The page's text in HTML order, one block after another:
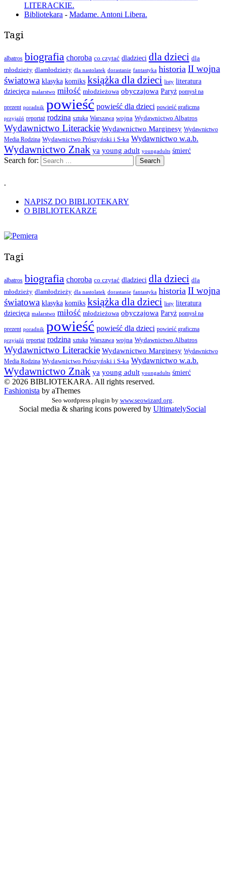
LITERACKIE.
Bibliotekara - Madame. Antoni Libera.
Tagi
albatros biografia choroba co czytać dladzieci dla dzieci dla
młodzieży dlamłodzieży dla nastolatek dorastanie fantastyka historia II wojna
światowa klasyka komiks książka dla dzieci listy literatura
dziecięca malarstwo miłość młodzieżowa obyczajowa Paryż pomysł na
prezent poradnik powieść powieść dla dzieci powieść graficzna
przyjaźń reportaż rodzina sztuka Warszawa wojna Wydawnictwo Albatros
Wydawnictwo Literackie Wydawnictwo Marginesy Wydawnictwo
Media Rodzina Wydawnictwo Prószyński i S-ka Wydawnictwo w.a.b.
Wydawnictwo Znak ya young adult youngadults śmierć
Search for:
.
NAPISZ DO BIBLIOTEKARY
O BIBLIOTEKARZE
Tagi
albatros biografia choroba co czytać dladzieci dla dzieci dla
młodzieży dlamłodzieży dla nastolatek dorastanie fantastyka historia II wojna
światowa klasyka komiks książka dla dzieci listy literatura
dziecięca malarstwo miłość młodzieżowa obyczajowa Paryż pomysł na
prezent poradnik powieść powieść dla dzieci powieść graficzna
przyjaźń reportaż rodzina sztuka Warszawa wojna Wydawnictwo Albatros
Wydawnictwo Literackie Wydawnictwo Marginesy Wydawnictwo
Media Rodzina Wydawnictwo Prószyński i S-ka Wydawnictwo w.a.b.
Wydawnictwo Znak ya young adult youngadults śmierć
© 2026 BIBLIOTEKARA. All rights reserved.
Fashionista by aThemes
Seo wordpress plugin by www.seowizard.org
Social media & sharing icons powered by UltimatelySocial